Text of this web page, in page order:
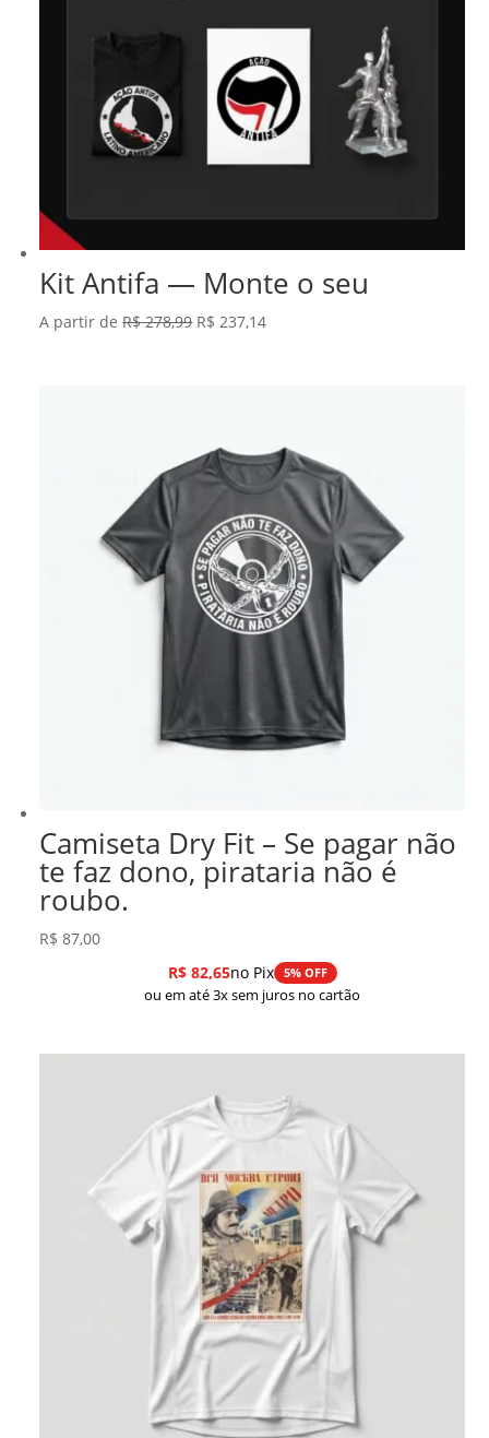
Kit Antifa — Monte o seu
A partir deR$278,99 O
R$ 237,14O
Camiseta Dry Fit – Se pagar não
te faz dono, pirataria não é
roubo.
R$ 87,00
R$82,65no Pix 5% OFF
ou em até 3x sem juros no cartão